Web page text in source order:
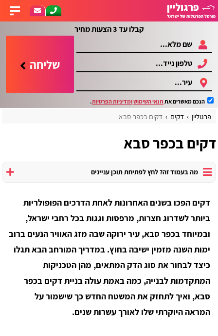
קבלו עד 3 הצעות מחיר
שליחה
הנכם מאשרים את תנאי השימושומדיניות הפרטיות.
פרגוליין דקים דקים בכפר סבא
דקים בכפר סבא
מה בעמוד זה? לחץ לפתיחת תוכן עניינים
דקים הפכו בשנים האחרונות לאחת הדרכים הפופולריות
ביותר לשדרוג חצרות, מרפסות וגגות בכל רחבי ישראל,
ובמיוחד בכפר סבא, עיר ירוקה שבה מזג האוויר הנעים ברוב
ימות השנה מזמין ישיבה בחוץ. במדריך המורחב הבא תגלו
כיצד לבחור את סוג הדק המתאים, מהן הטכניקות
המתקדמות לבנייה, כמה באמת עולה בניית דקים בכפר
סבא, ואיך לתחזק את המשטח החדש כך שישמור על
המראה היוקרתי שלו לאורך עשרות שנים.